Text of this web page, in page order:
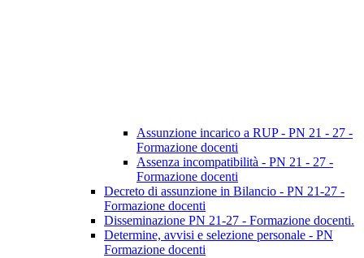
Assunzione incarico a RUP - PN 21 - 27 -
Formazione docenti
Assenza incompatibilità - PN 21 - 27 -
Formazione docenti
Decreto di assunzione in Bilancio - PN 21-27 -
Formazione docenti
Disseminazione PN 21-27 - Formazione docenti.
Determine, avvisi e selezione personale - PN
Formazione docenti